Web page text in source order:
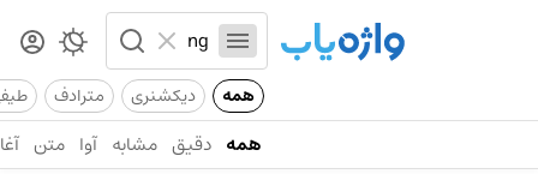
همه دیکشنری مترادف
همه دقیق مشابه آوا متن